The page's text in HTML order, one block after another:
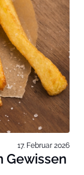
17. Februar 2026
Gewissen